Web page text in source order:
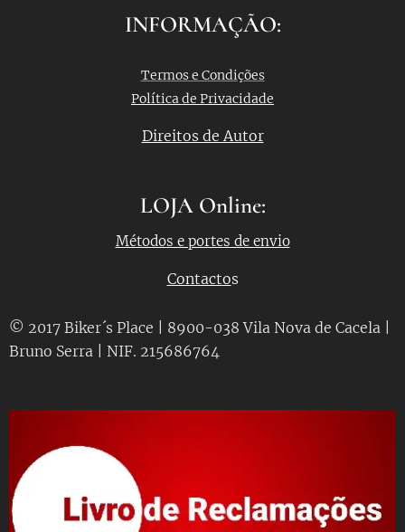
INFORMAÇÃO:
Termos e Condições
Política de Privacidade
Direitos de Autor
LOJA Online:
Métodos e portes de envio
Contactos
© 2017 Biker´s Place | 8900-038 Vila Nova de Cacela |
Bruno Serra | NIF. 215686764